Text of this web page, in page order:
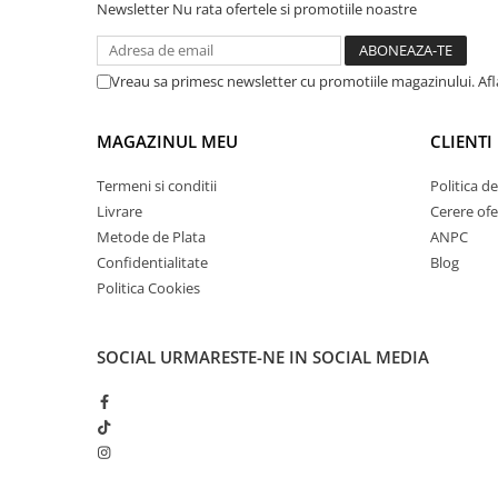
Newsletter Nu rata ofertele si promotiile noastre
Vreau sa primesc newsletter cu promotiile magazinului.
MAGAZINUL MEU
Termeni si conditii
Livrare
Metode de Plata
Confidentialitate
Politica Cookies
CLIENTI
Politica
Cerere
ANPC
Blog
SOCIAL URMARESTE-NE IN SOCIAL MEDIA